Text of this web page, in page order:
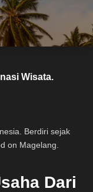
Wisata.
Berdiri sejak
on Magelang.
Dari